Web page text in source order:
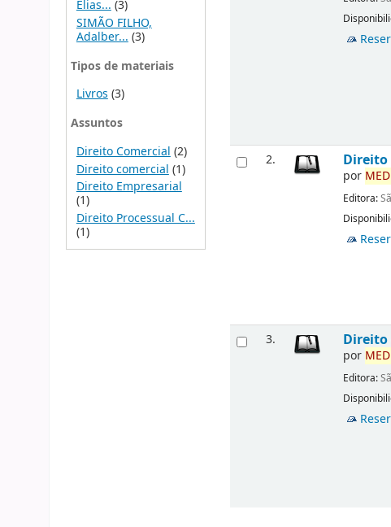
Elias...(3)
SIMÃO FILHO,
Adalber... (3)
Tipos de materiais
Livros(3)
Assuntos
Direito Comercial (2)
Direito comercial (1)
Direito Empresarial
(1)
Direito Processual C...
(1)
2. Direito
por ME
Editora:
3. Direito
por ME
Editora: